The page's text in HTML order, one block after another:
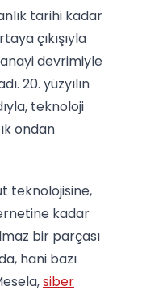
tarihi kadar
çıkışıyla
devrimiyle
20. yüzyılın
teknoloji
ondan
teknolojisine,
kadar
bir parçası
hani bazı
siber